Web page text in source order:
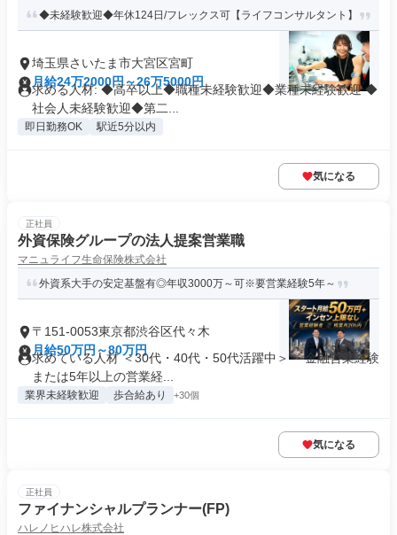
◆未経験歓迎◆年休124日/フレックス可【ライフコンサルタント】
埼玉県さいたま市大宮区宮町
月給24万2000円～26万5000円
求める人材: ◆高卒以上◆職種未経験歓迎◆業種未経験歓迎 ◆
社会人未経験歓迎◆第二...
即日勤務OK 駅近5分以内
気になる
正社員
外資保険グループの法人提案営業職
マニュライフ生命保険株式会社
外資系大手の安定基盤有◎年収3000万～可※要営業経験5年～
〒151-0053東京都渋谷区代々木
月給50万円～80万円
求めている人材 ＜30代・40代・50代活躍中＞ ・金融営業経験
または5年以上の営業経...
業界未経験歓迎 歩合給あり +30個
気になる
正社員
ファイナンシャルプランナー(FP)
ハレノヒハレ株式会社